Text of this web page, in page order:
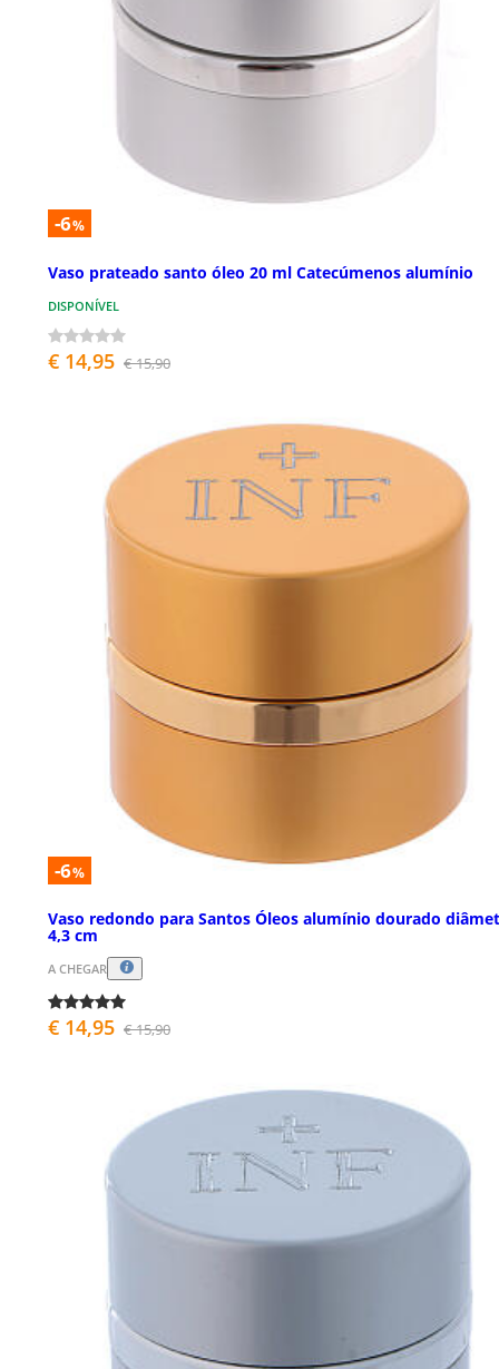
-6%
Vaso prateado santo óleo 20 ml Catecúmenos alumínio
DISPONÍVEL
€ 14,95 € 15,90
-6%
Vaso redondo para Santos Óleos alumínio dourado
4,3 cm
A CHEGAR
€ 14,95 € 15,90